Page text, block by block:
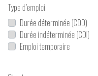
Type d’emploi
Durée déterminée (CDD)
Durée indéterminée (CDI)
Emploi temporaire